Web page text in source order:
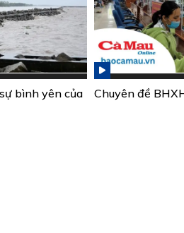
bình yên của
Chuyên đề